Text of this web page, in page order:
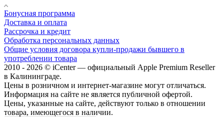
Бонусная программа
Доставка и оплата
Рассрочка и кредит
Обработка персональных данных
Общие условия договора купли-продажи бывшего в
употреблении товара
2010 - 2026 © iCenter — официальный Apple Premium Reseller
в Калининграде.
Цены в розничном и интернет-магазине могут отличаться.
Информация на сайте не является публичной офертой.
Цены, указанные на сайте, действуют только в отношении
товара, имеющегося в наличии.